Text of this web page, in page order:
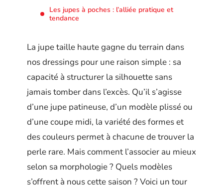
Les jupes à poches : l’alliée pratique et
tendance
La jupe taille haute gagne du terrain dans
nos dressings pour une raison simple : sa
capacité à structurer la silhouette sans
jamais tomber dans l’excès. Qu’il s’agisse
d’une jupe patineuse, d’un modèle plissé ou
d’une coupe midi, la variété des formes et
des couleurs permet à chacune de trouver la
perle rare. Mais comment l’associer au mieux
selon sa morphologie ? Quels modèles
s’offrent à nous cette saison ? Voici un tour